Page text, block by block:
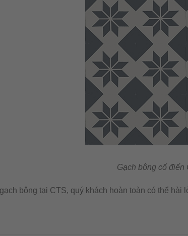
Gạch bông cổ điển
bông tại CTS, quý khách hoàn toàn có thể